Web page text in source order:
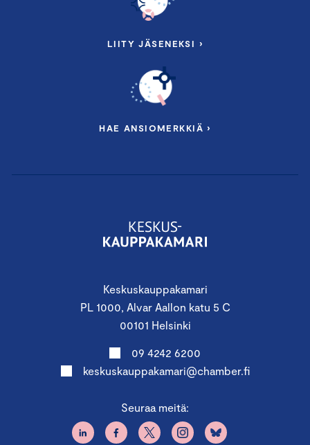
Keskuskauppakamari
PL 1000, Alvar Aallon katu 5 C
00101 Helsinki
09 4242 6200
keskuskauppakamari@chamber.fi
Seuraa meitä:
LIITY JÄSENEKSI ›
HAE ANSIOMERKKIÄ ›